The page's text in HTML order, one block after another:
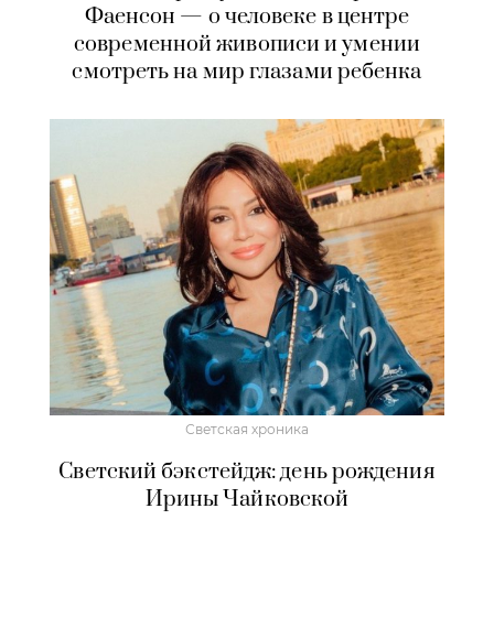
Фаенсон — о человеке в центре
современной живописи и умении
смотреть на мир глазами ребенка
Светская хроника
Светский бэкстейдж: день рождения
Ирины Чайковской